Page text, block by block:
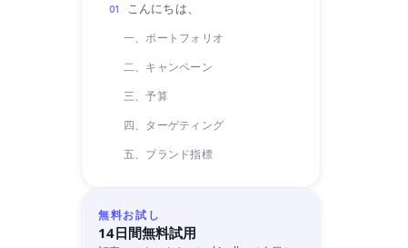
01 こんにちは、
一、ポートフォリオ
二、キャンペーン
三、予算
四、ターゲティング
五、ブランド指標
無料お試し
14日間無料試用